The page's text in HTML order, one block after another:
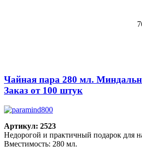
Чайная пара 280 мл.
Заказ от 100 штук
Артикул: 2523
Недорогой и практичный подарок для
Вместимость: 280 мл.